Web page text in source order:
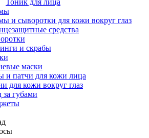
Тоник для лица
и сыворотки для кожи вокруг глаз
средства
и скрабы
маски
и патчи для кожи лица
для кожи вокруг глаз
за губами